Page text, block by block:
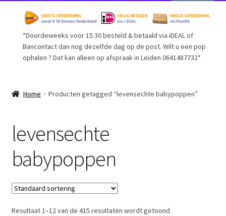
naar
navigatie
inhoud
Startpagina
Voorwaarden
Afrekenen
*Doordeweeks voor 15.30 besteld & betaald via iDEAL of
Bancontact dan nog dezelfde dag op de post. Wilt u een pop
ophalen ? Dat kan alleen op afspraak in Leiden 0641487732*
Home Producten getagged “levensechte babypoppen”
levensechte
babypoppen
Resultaat 1–12 van de 415 resultaten wordt getoond